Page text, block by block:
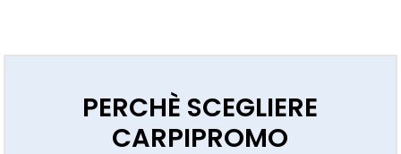
PERCHÈ SCEGLIERE
CARPIPROMO